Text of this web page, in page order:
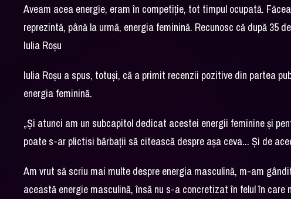
Aveam acea energie, eram în competiție, tot timpul ocupată.
reprezintă, până la urmă, energia feminină. Recunosc că după 35
Iulia Roșu
Iulia Roșu a spus, totuși, că a primit recenzii pozitive din partea
energia feminină.
„Și atunci am un subcapitol dedicat acestei energii feminine și
poate s-ar plictisi bărbații să citească despre așa ceva... Și de
Am vrut să scriu mai multe despre energia masculină, m-am
această energie masculină, însă nu s-a concretizat în felul în